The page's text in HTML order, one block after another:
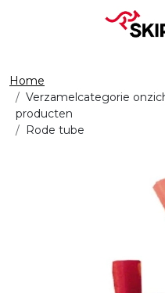
Home
Verzamelcategorie
producten
Rode tube